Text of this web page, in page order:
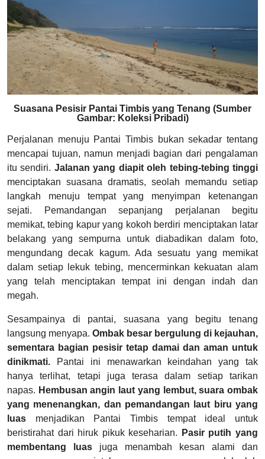
Suasana Pesisir Pantai Timbis yang Tenang (Sumber
Gambar: Koleksi Pribadi)
Perjalanan menuju Pantai Timbis bukan sekadar tentang
mencapai tujuan, namun menjadi bagian dari pengalaman
itu sendiri. Jalanan yang diapit oleh tebing-tebing tinggi
menciptakan suasana dramatis, seolah memandu setiap
langkah menuju tempat yang menyimpan ketenangan
sejati. Pemandangan sepanjang perjalanan begitu
memikat, tebing kapur yang kokoh berdiri menciptakan latar
belakang yang sempurna untuk diabadikan dalam foto,
mengundang decak kagum. Ada sesuatu yang memikat
dalam setiap lekuk tebing, mencerminkan kekuatan alam
yang telah menciptakan tempat ini dengan indah dan
megah.
Sesampainya di pantai, suasana yang begitu tenang
langsung menyapa. Ombak besar bergulung di kejauhan,
sementara bagian pesisir tetap damai dan aman untuk
dinikmati. Pantai ini menawarkan keindahan yang tak
hanya terlihat, tetapi juga terasa dalam setiap tarikan
napas. Hembusan angin laut yang lembut, suara ombak
yang menenangkan, dan pemandangan laut biru yang
luas menjadikan Pantai Timbis tempat ideal untuk
beristirahat dari hiruk pikuk keseharian.
Pasir putih yang
membentang luas juga menambah kesan alami dan